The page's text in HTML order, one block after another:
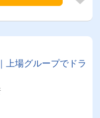
上場グループでドラ